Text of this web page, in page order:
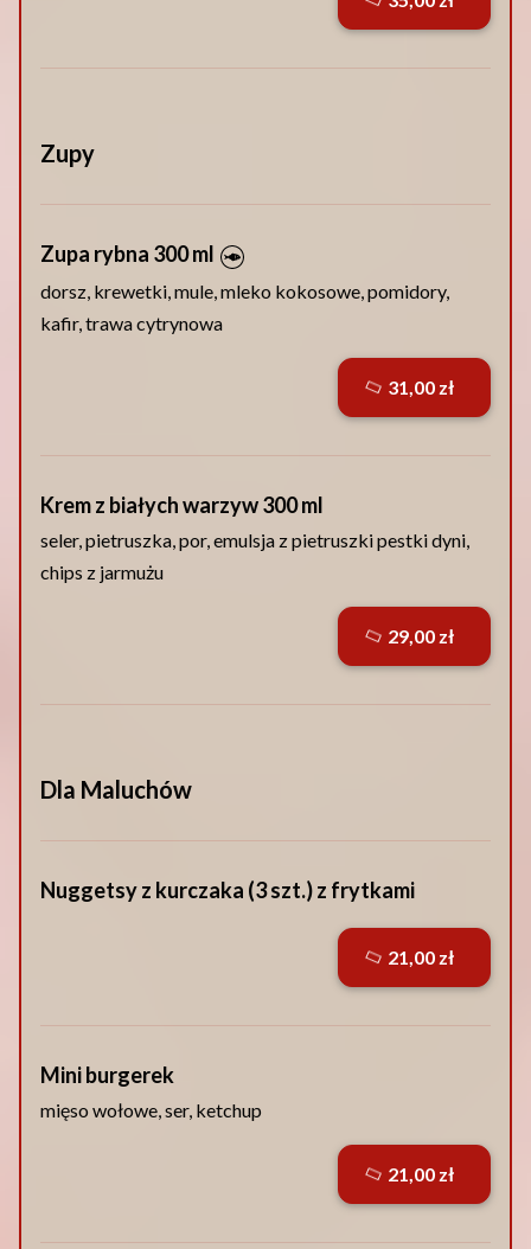
Zupy
Zupa rybna 300 ml
dorsz, krewetki, mule, mleko kokosowe, pomidory,
kafir, trawa cytrynowa
Krem z białych warzyw 300 ml
seler, pietruszka, por, emulsja z pietruszki pestki dyni,
chips z jarmużu
Dla Maluchów
Nuggetsy z kurczaka (3 szt.) z frytkami
Mini burgerek
mięso wołowe, ser, ketchup